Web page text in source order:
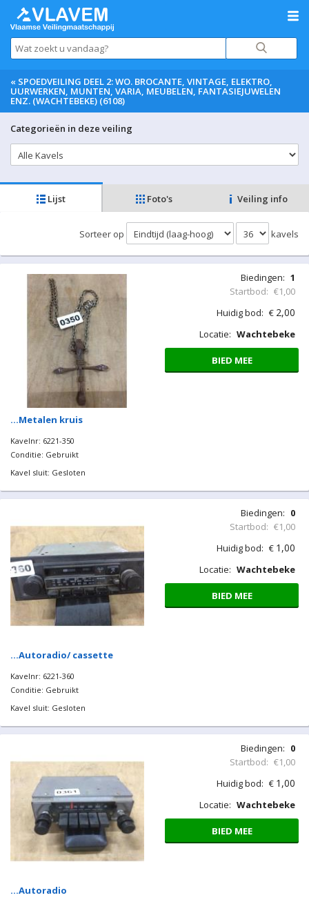
« SPOEDVEILING DEEL 2: WO. BROCANTE, VINTAGE, ELEKTRO,
UURWERKEN, MUNTEN, VARIA, MEUBELEN, FANTASIEJUWELEN
ENZ. (WACHTEBEKE) (6108)
Categorieën in deze veiling
Lijst Foto's Veiling info
Sorteer op kavels
…Metalen kruis
Kavelnr: 6221-350
Conditie: Gebruikt
Kavel sluit: Gesloten
Biedingen: 1
Startbod: €1,00
Huidig bod: € 2,00
Locatie: Wachtebeke
BIED MEE
…Autoradio/ cassette
Kavelnr: 6221-360
Conditie: Gebruikt
Kavel sluit: Gesloten
Biedingen: 0
Startbod: €1,00
Huidig bod: € 1,00
Locatie: Wachtebeke
BIED MEE
…Autoradio
Biedingen: 0
Startbod: €1,00
Huidig bod: € 1,00
Locatie: Wachtebeke
BIED MEE